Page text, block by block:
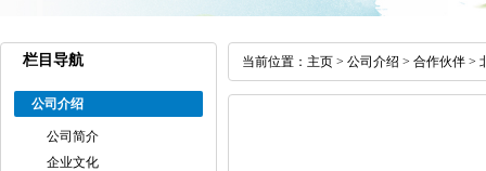
栏目导航
公司介绍
公司简介
企业文化
当前位置： 主页 > 公司介绍 > 合作伙伴 >